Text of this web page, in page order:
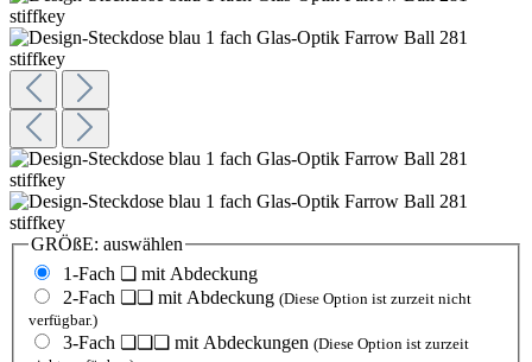
GRÖßE: auswählen
1-Fach ❏ mit Abdeckung
2-Fach ❏❏ mit Abdeckung (Diese Option ist zurzeit nicht
verfügbar.)
3-Fach ❏❏❏ mit Abdeckungen (Diese Option ist zurzeit